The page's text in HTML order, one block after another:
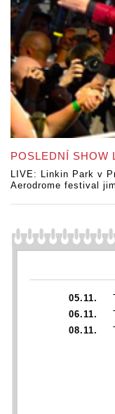
POSLEDNÍ SHOW
LIVE: Linkin Park v
Aerodrome festival
05.11.
06.11.
08.11.